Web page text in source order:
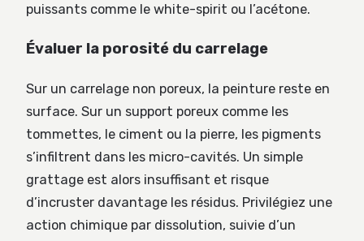
puissants comme le white-spirit ou l’acétone.
Évaluer la porosité du carrelage
Sur un carrelage non poreux, la peinture reste en
surface. Sur un support poreux comme les
tommettes, le ciment ou la pierre, les pigments
s’infiltrent dans les micro-cavités. Un simple
grattage est alors insuffisant et risque
d’incruster davantage les résidus. Privilégiez une
action chimique par dissolution, suivie d’un